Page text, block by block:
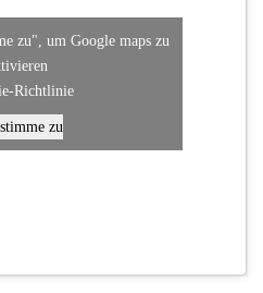
zu", um Google maps zu
Richtlinie
zu